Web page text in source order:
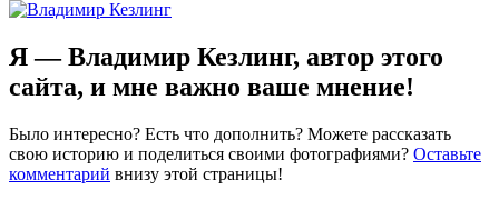
Я — Владимир Кезлинг, автор этого
сайта, и мне важно ваше мнение!
Было интересно? Есть что дополнить? Можете рассказать
свою историю и поделиться своими фотографиями? Оставьте
комментарий внизу этой страницы!